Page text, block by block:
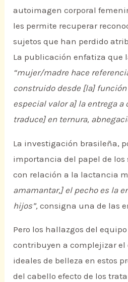
autoimagen corporal
les permite recuperar
sujetos que han perdido
La publicación enfatiza que
“mujer/madre hace
construido desde [la]
especial valor a] la entrega a
traduce] en ternura,
La investigación brasileña,
importancia del papel de los
con relación a la lactancia
amamantar,] el pecho es la
hijos”, consigna una de las
Pero los hallazgos del
contribuyen a complejizar el
ideales de belleza en estos
del cabello efecto de los